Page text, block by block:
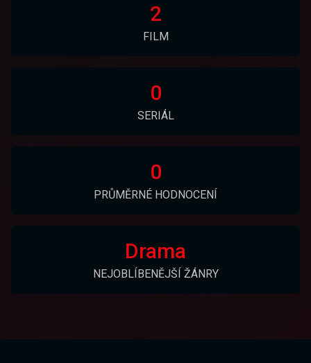
2
FILM
0
SERIÁL
0
PRŮMĚRNÉ HODNOCENÍ
Drama
NEJOBLÍBENĚJŠÍ ŽÁNRY